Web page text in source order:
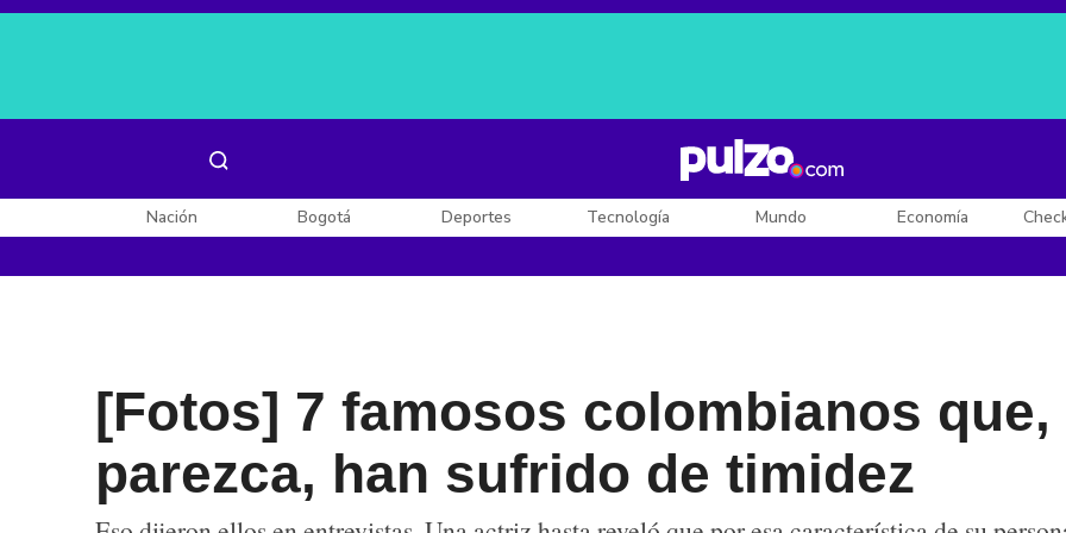
Posesión de De la Espriella
Nación Bogotá Deportes Tecnología Mundo Economía
[Fotos] 7 famosos colombianos que,
parezca, han sufrido de timidez